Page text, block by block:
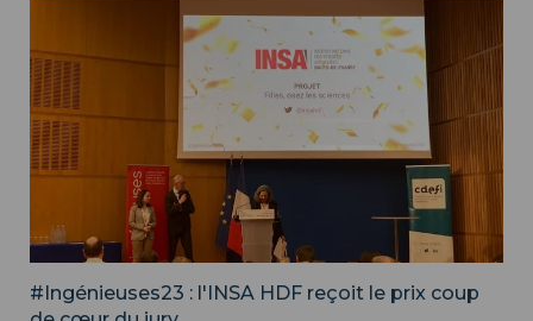
#Ingénieuses23 : l'INSA HDF reçoit le prix coup